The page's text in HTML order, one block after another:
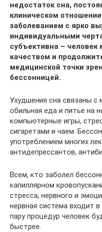
недостаток сна,
клиническом
заболеванием с ярко
индивидуальными
субъективна –
качеством и
медицинской точки
бессонницей.
Ухудшения сна связаны
обильная еда и питье на
компьютерные игры,
сигаретами и чаем.
употреблением многих
антидепрессантов,
Всем, кто заболел
капиллярном
стресса, нервного и
нервная система входит
пару процедур человек
быстрее.